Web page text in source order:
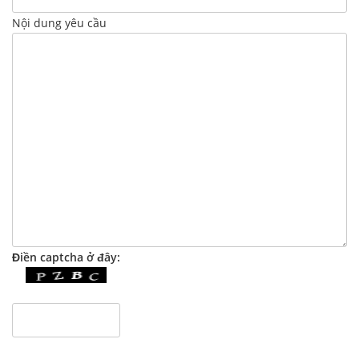
Nội dung yêu cầu
Điền captcha ở đây: